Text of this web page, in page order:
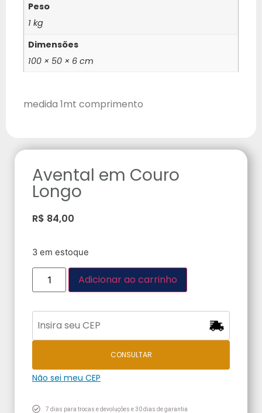
Peso
1 kg
Dimensões
100 × 50 × 6 cm
medida 1mt comprimento
Avental em Couro
Longo
R$ 84,00
3 em estoque
Adicionar ao carrinho
CONSULTAR
Não sei meu CEP
7 dias para trocas e devoluções e 30 dias de garantia